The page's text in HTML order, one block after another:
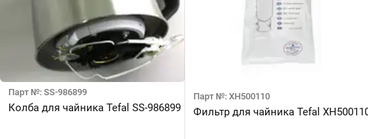
Парт №: SS-986899
Колба для чайника Tefal SS-986899
Парт №: XH500110
Фильтр для чайника Tefal